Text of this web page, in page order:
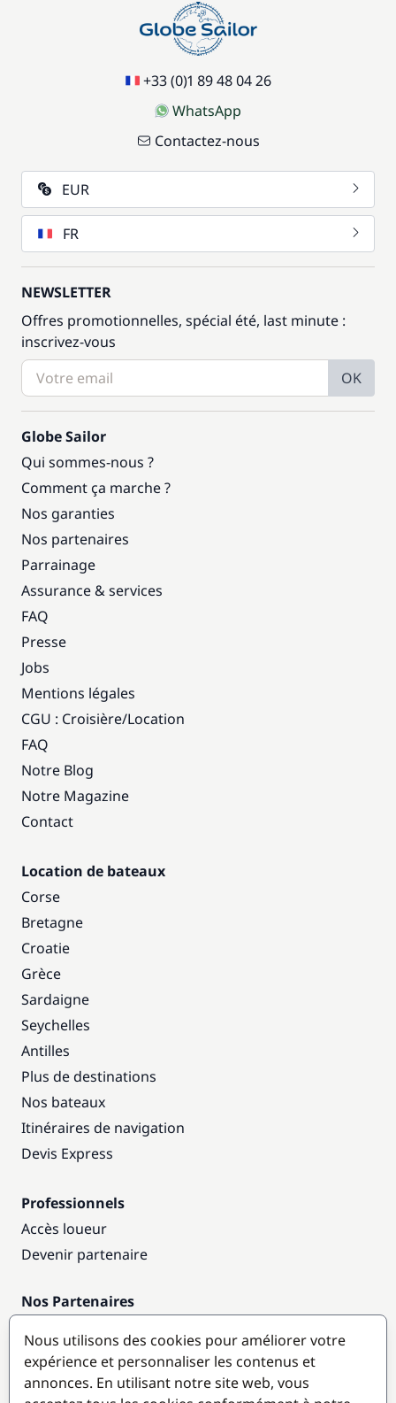
+33 (0)1 89 48 04 26
WhatsApp
Contactez-nous
EUR
FR
NEWSLETTER
Offres promotionnelles, spécial été, last minute :
inscrivez-vous
OK
Globe Sailor
Qui sommes-nous ?
Comment ça marche ?
Nos garanties
Nos partenaires
Parrainage
Assurance & services
FAQ
Presse
Jobs
Mentions légales
CGU : Croisière/Location
FAQ
Notre Blog
Notre Magazine
Contact
Location de bateaux
Corse
Bretagne
Croatie
Grèce
Sardaigne
Seychelles
Antilles
Plus de destinations
Nos bateaux
Itinéraires de navigation
Devis Express
Professionnels
Accès loueur
Devenir partenaire
Nos Partenaires
Destinations populaires
Nous utilisons des cookies pour améliorer votre
expérience et personnaliser les contenus et
annonces. En utilisant notre site web, vous